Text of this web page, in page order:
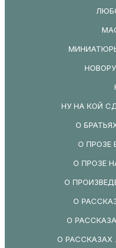
НУ НА КОЙ
О
О ПРОЗЕ
О ПРОЗЕ
О
О
О
О